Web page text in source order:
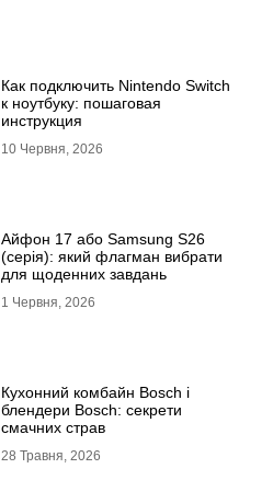
Как подключить Nintendo Switch
к ноутбуку: пошаговая
инструкция
10 Червня, 2026
Айфон 17 або Samsung S26
(серія): який флагман вибрати
для щоденних завдань
1 Червня, 2026
Кухонний комбайн Bosch і
блендери Bosch: секрети
смачних страв
28 Травня, 2026